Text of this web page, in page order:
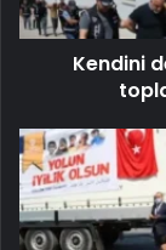
Kendini